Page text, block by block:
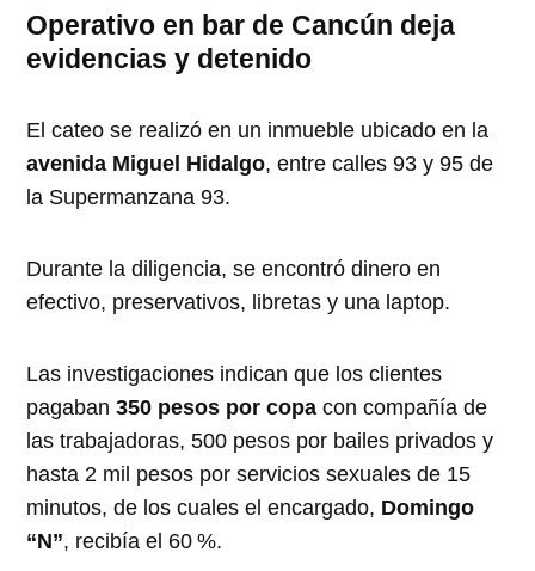
Operativo en bar de Cancún deja
evidencias y detenido
El cateo se realizó en un inmueble ubicado en la
avenida Miguel Hidalgo, entre calles 93 y 95 de
la Supermanzana 93.
Durante la diligencia, se encontró dinero en
efectivo, preservativos, libretas y una laptop.
Las investigaciones indican que los clientes
pagaban350 pesos por copacon compañía de
las trabajadoras, 500 pesos por bailes privados y
hasta 2 mil pesos por servicios sexuales de 15
minutos, de los cuales el encargado, Domingo
“N”, recibía el 60 %.